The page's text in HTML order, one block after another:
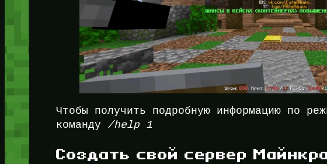
Чтобы получить подробную информацию по
команду /help 1
Создать свой сервер